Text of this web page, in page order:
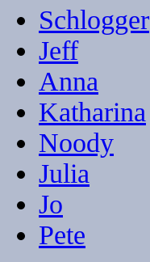
Schlogger
Jeff
Anna
Katharina
Noody
Julia
Jo
Pete